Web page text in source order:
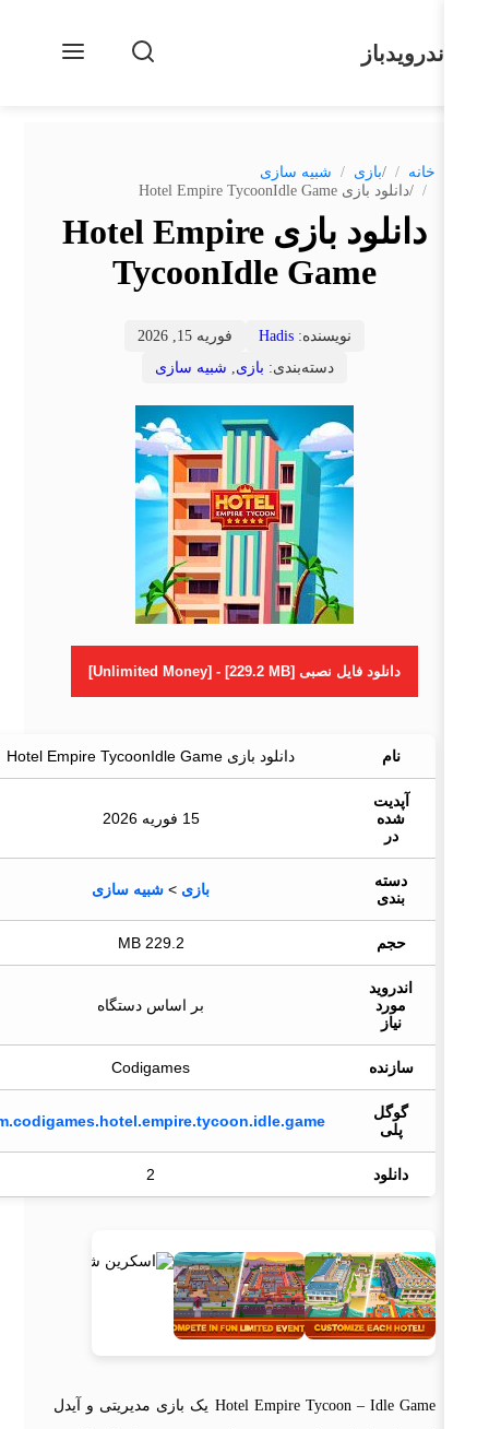
/بازی
شبیه سازی
دانلود بازی Hotel Empire TycoonIdle Game
دانلود بازی Hotel Empire
TycoonIdle Game
نویسنده:Hadis
فوریه 15, 2026
دسته‌بندی:بازی,شبیه سازی
دانلود فایل نصبی [Unlimited Money] - [229.2 MB]
دانلود بازی Hotel Empire TycoonIdle Game
>شبیه سازی
بر اساس دستگاه
سازنده Codigames
com.codigames.hotel.empire.tycoon.idle.game
Hotel Empire Tycoon – Idle Game یک بازی مدیریتی و آیدل